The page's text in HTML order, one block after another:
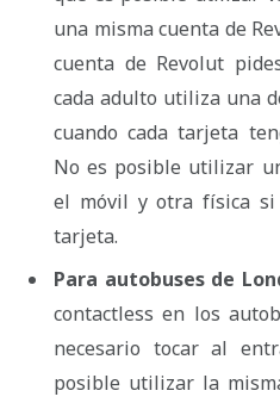
una misma cuenta de
cuenta de Revolut
cada adulto utiliza una
cuando cada tarjeta
No es posible utilizar
el móvil y otra física
tarjeta.
Para autobuses de
contactless en los
necesario tocar al
posible utilizar la